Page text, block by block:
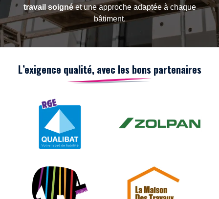
travail soignéet une approche adaptée à chaque
bâtiment.
L’exigence qualité, avec les bons partenaires